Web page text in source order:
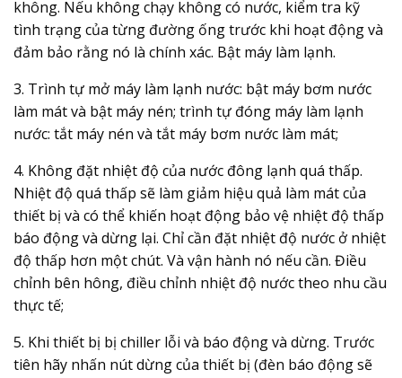
không. Nếu không chạy không có nước, kiểm tra kỹ
tình trạng của từng đường ống trước khi hoạt động và
đảm bảo rằng nó là chính xác. Bật máy làm lạnh.
3. Trình tự mở máy làm lạnh nước: bật máy bơm nước
làm mát và bật máy nén; trình tự đóng máy làm lạnh
nước: tắt máy nén và tắt máy bơm nước làm mát;
4. Không đặt nhiệt độ của nước đông lạnh quá thấp.
Nhiệt độ quá thấp sẽ làm giảm hiệu quả làm mát của
thiết bị và có thể khiến hoạt động bảo vệ nhiệt độ thấp
báo động và dừng lại. Chỉ cần đặt nhiệt độ nước ở nhiệt
độ thấp hơn một chút. Và vận hành nó nếu cần. Điều
chỉnh bên hông, điều chỉnh nhiệt độ nước theo nhu cầu
thực tế;
5. Khi thiết bị bị chiller lỗi và báo động và dừng. Trước
tiên hãy nhấn nút dừng của thiết bị (đèn báo động sẽ